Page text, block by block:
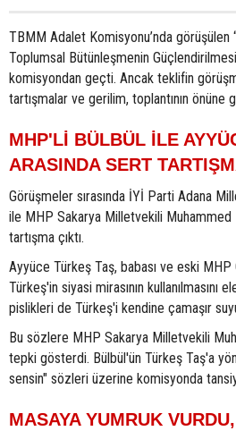
TBMM Adalet Komisyonu’nda görüşülen
Toplumsal Bütünleşmenin
komisyondan geçti. Ancak teklifin
tartışmalar ve gerilim, toplantının önüne
MHP'Lİ BÜLBÜL İLE
ARASINDA SERT
Görüşmeler sırasında İYİ Parti Adana
ile MHP Sakarya Milletvekili Muhammed
tartışma çıktı.
Ayyüce Türkeş Taş, babası ve eski MHP
Türkeş'in siyasi mirasının kullanılmasını
pislikleri de Türkeş'i kendine çamaşır
Bu sözlere MHP Sakarya Milletvekili
tepki gösterdi. Bülbül'ün Türkeş Taş'a
sensin" sözleri üzerine komisyonda
MASAYA YUMRUK